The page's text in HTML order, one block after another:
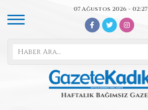
07 Ağustos 2026 - 02:27